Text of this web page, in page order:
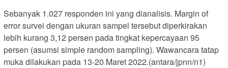
Sebanyak 1.027 responden ini yang dianalisis. Margin of
error survei dengan ukuran sampel tersebut diperkirakan
lebih kurang 3,12 persen pada tingkat kepercayaan 95
persen (asumsi simple random sampling). Wawancara tatap
muka dilakukan pada 13-20 Maret 2022.(antara/jpnn/n1)